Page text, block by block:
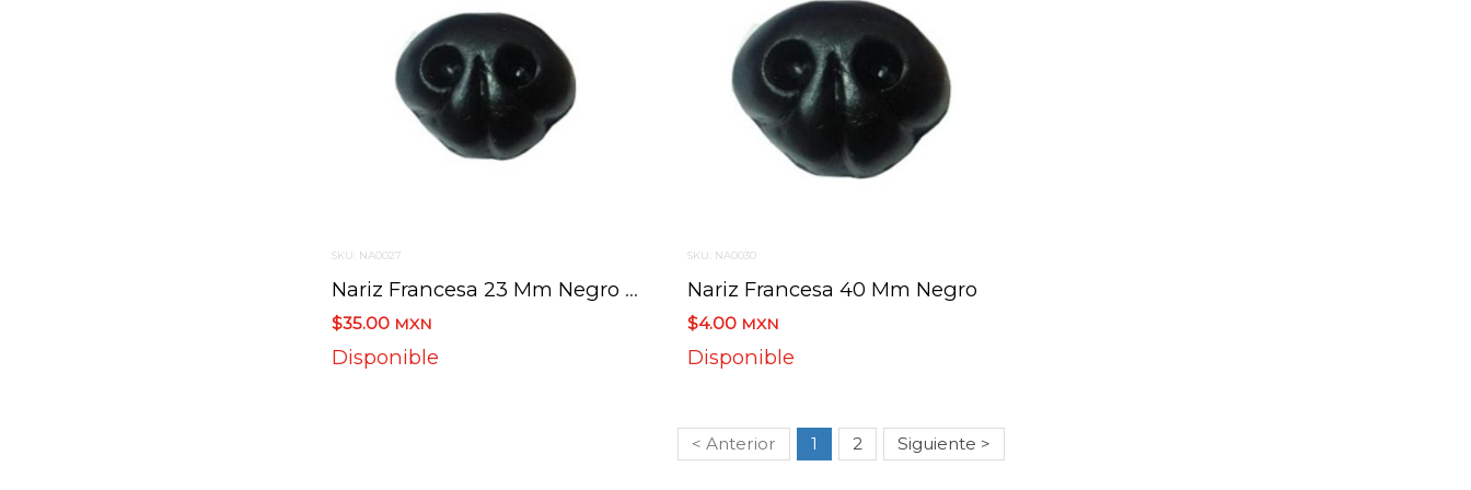
SKU: NA0027
Nariz Francesa 23 Mm Negro 100 Piezas
$35.00 MXN
Disponible
SKU: NA0030
Nariz Francesa 40 Mm Negro
$4.00 MXN
Disponible
< Anterior 1 2 Siguiente >